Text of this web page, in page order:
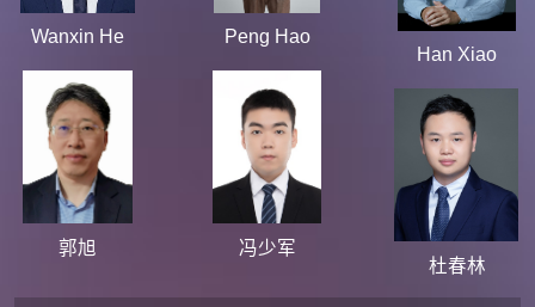
Wanxin He
Peng Hao
Han Xiao
郭旭
冯少军
杜春林